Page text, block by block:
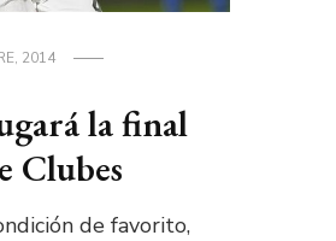
2014
la final
Clubes
de favorito,